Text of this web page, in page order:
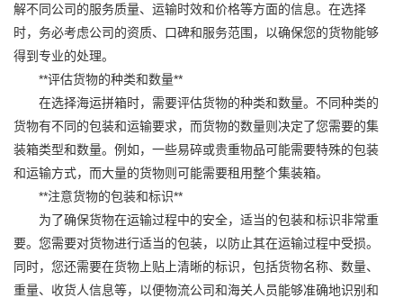
解不同公司的服务质量、运输时效和价格等方面的信息。在选择
时，务必考虑公司的资质、口碑和服务范围，以确保您的货物能够
得到专业的处理。
**评估货物的种类和数量**
在选择海运拼箱时，需要评估货物的种类和数量。不同种类的
货物有不同的包装和运输要求，而货物的数量则决定了您需要的集
装箱类型和数量。例如，一些易碎或贵重物品可能需要特殊的包装
和运输方式，而大量的货物则可能需要租用整个集装箱。
**注意货物的包装和标识**
为了确保货物在运输过程中的安全，适当的包装和标识非常重
要。您需要对货物进行适当的包装，以防止其在运输过程中受损。
同时，您还需要在货物上贴上清晰的标识，包括货物名称、数量、
重量、收货人信息等，以便物流公司和海关人员能够准确地识别和